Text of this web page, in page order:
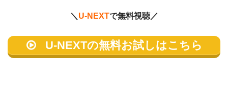
＼ U-NEXTで無料視聴／
U-NEXTの無料お試しはこちら